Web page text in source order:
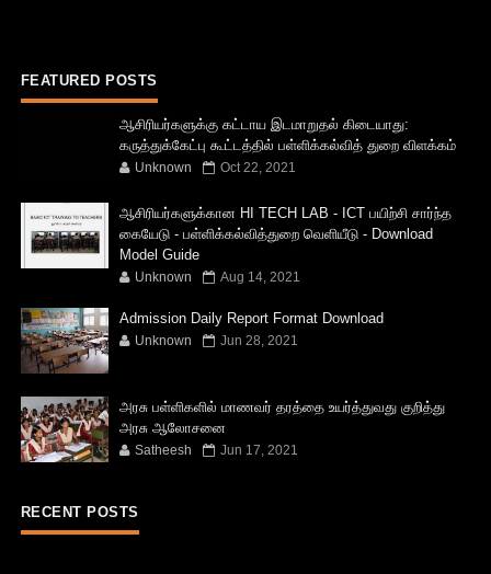
FEATURED POSTS
ஆசிரியர்களுக்கு கட்டாய இடமாறுதல் கிடையாது:
கருத்துக்கேட்பு கூட்டத்தில் பள்ளிக்கல்வித் துறை விளக்கம்
Unknown Oct 22, 2021
ஆசிரியர்களுக்கான HI TECH LAB - ICT பயிற்சி சார்ந்த
கையேடு - பள்ளிக்கல்வித்துறை வெளியீடு - Download
Model Guide
Unknown Aug 14, 2021
Admission Daily Report Format Download
Unknown Jun 28, 2021
அரசு பள்ளிகளில் மாணவர் தரத்தை உயர்த்துவது குறித்து
அரசு ஆலோசனை
Satheesh Jun 17, 2021
RECENT POSTS